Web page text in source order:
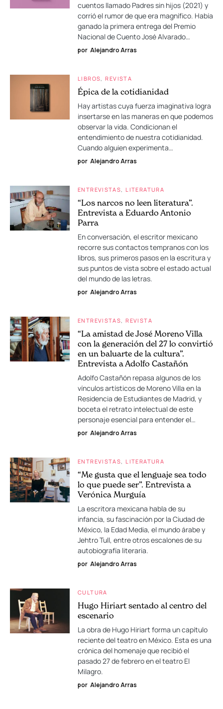
cuentos llamado Padres sin hijos (2021) y
corrió el rumor de que era magnífico. Había
ganado la primera entrega del Premio
Nacional de Cuento José Alvarado…
por Alejandro Arras
LIBROS REVISTA
Épica de la cotidianidad
Hay artistas cuya fuerza imaginativa logra
insertarse en las maneras en que podemos
observar la vida. Condicionan el
entendimiento de nuestra cotidianidad.
Cuando alguien experimenta…
por Alejandro Arras
ENTREVISTAS LITERATURA
“Los narcos no leen literatura”.
Entrevista a Eduardo Antonio
Parra
En conversación, el escritor mexicano
recorre sus contactos tempranos con los
libros, sus primeros pasos en la escritura y
sus puntos de vista sobre el estado actual
del mundo de las letras.
por Alejandro Arras
ENTREVISTAS REVISTA
“La amistad de José Moreno Villa
con la generación del 27 lo convirtió
en un baluarte de la cultura”.
Entrevista a Adolfo Castañón
Adolfo Castañón repasa algunos de los
vínculos artísticos de Moreno Villa en la
Residencia de Estudiantes de Madrid, y
boceta el retrato intelectual de este
personaje esencial para entender el…
por Alejandro Arras
ENTREVISTAS LITERATURA
“Me gusta que el lenguaje sea todo
lo que puede ser”. Entrevista a
Verónica Murguía
La escritora mexicana habla de su
infancia, su fascinación por la Ciudad de
México, la Edad Media, el mundo árabe y
Jehtro Tull, entre otros escalones de su
autobiografía literaria.
por Alejandro Arras
CULTURA
Hugo Hiriart sentado al centro del
escenario
La obra de Hugo Hiriart forma un capítulo
reciente del teatro en México. Esta es una
crónica del homenaje que recibió el
pasado 27 de febrero en el teatro El
Milagro.
por Alejandro Arras